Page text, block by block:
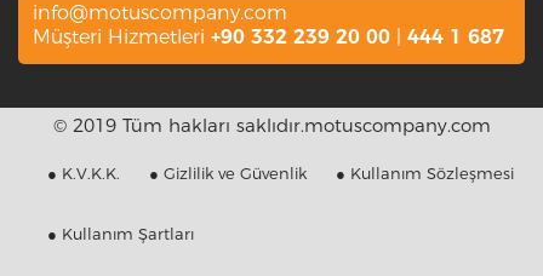
info@motuscompany.com
Müşteri Hizmetleri +90 332 239 20 00 444 1 687
© 2019 Tüm hakları saklıdır.motuscompany.com
● K.V.K.K. ● Gizlilik ve Güvenlik ● Kullanım Sözleşmesi
● Kullanım Şartları